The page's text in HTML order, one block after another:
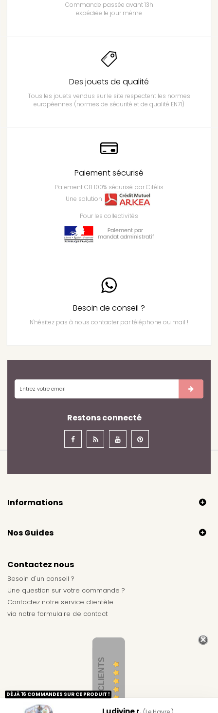
DÉJÀ 16 COMMANDES SUR CE PRODUIT !
Commande passée avant 13h
expédiée le jour même
Des jouets de qualité
Tous les jouets vendus sur le site respectent les normes
européennes (normes de sécurité et de qualité EN71)
Paiement sécurisé
Paiement CB 100% sécurisé par Citélis
Une solution
Pour les collectivités
Besoin de conseil ?
N'hésitez pas à nous contacter par téléphone ou mail !
Restons connecté
Informations
Nos Guides
Contactez nous
Besoin d'un conseil ?
Une question sur votre commande ?
Contactez notre service clientèle
via notre formulaire de contact
AVIS CLIENTS